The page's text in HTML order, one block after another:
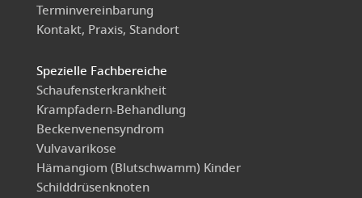
Terminvereinbarung
Kontakt, Praxis, Standort
Spezielle Fachbereiche
Schaufensterkrankheit
Krampfadern-Behandlung
Beckenvenensyndrom
Vulvavarikose
Hämangiom (Blutschwamm) Kinder
Schilddrüsenknoten